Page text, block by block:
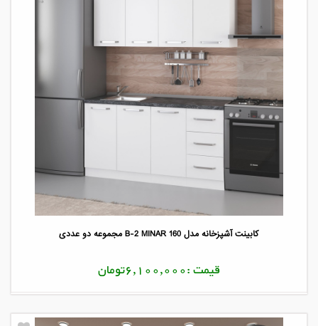
کابینت آشپزخانه مدل B-2 MINAR 160 مجموعه دو عددی
قیمت :6,100,000تومان